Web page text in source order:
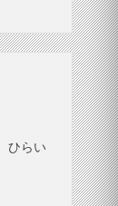
ひらい